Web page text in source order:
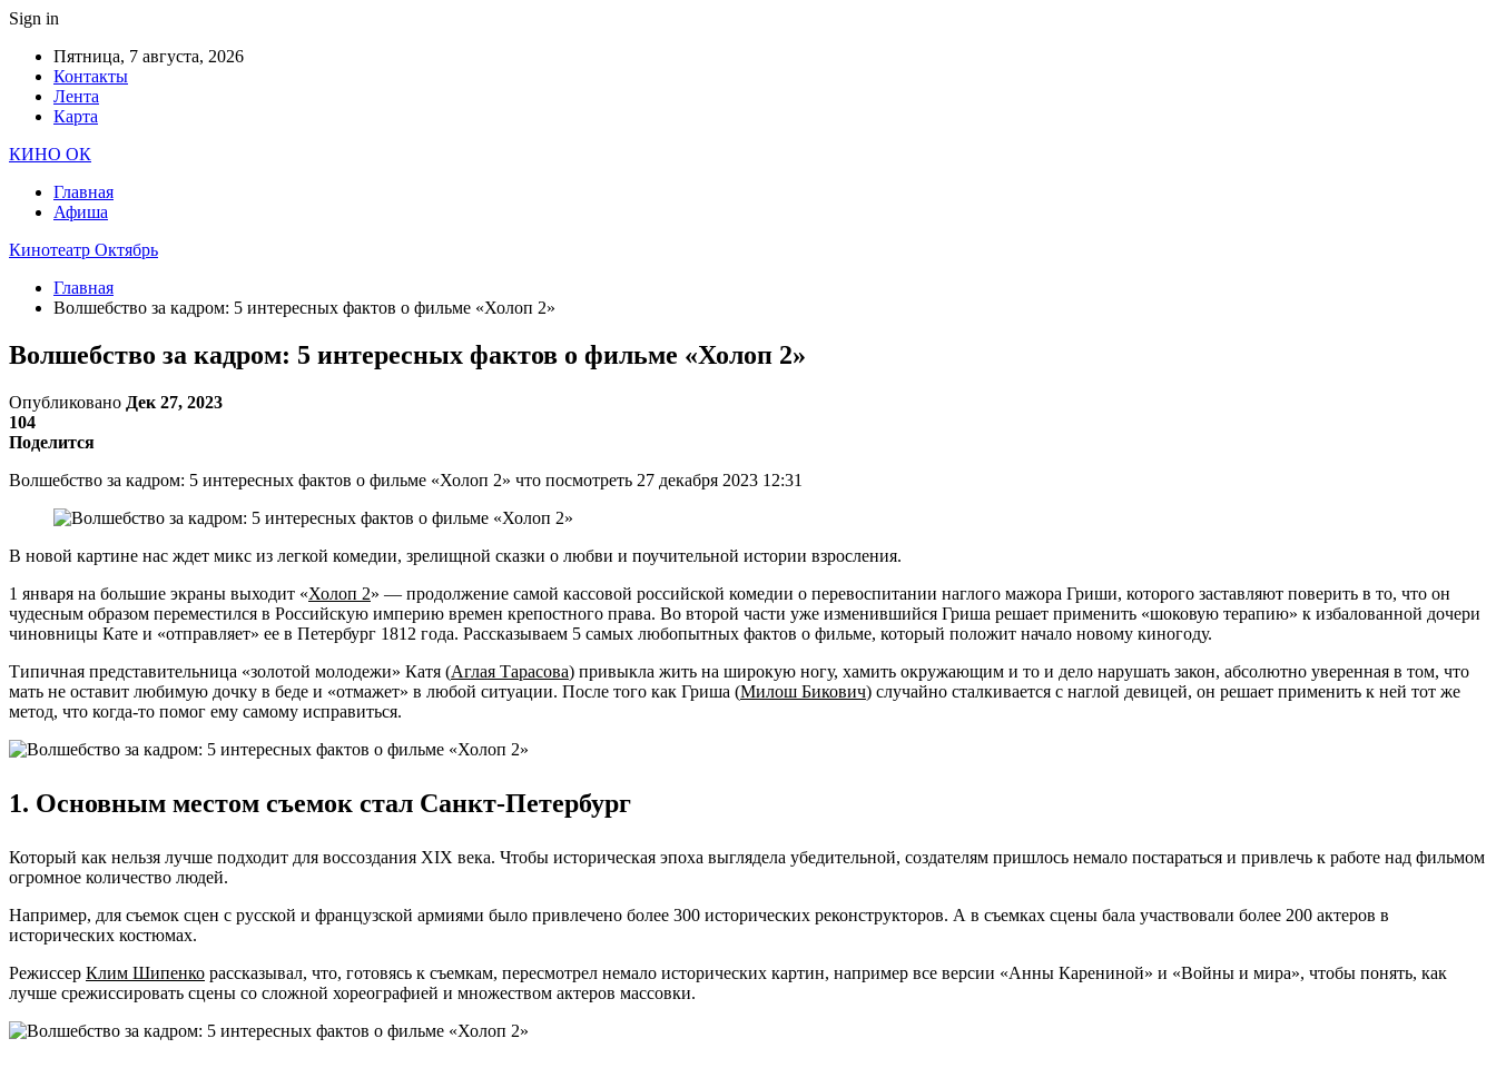
Sign in
Пятница, 7 августа, 2026
Контакты
Лента
Карта
КИНО ОК
Главная
Афиша
Кинотеатр Октябрь
Главная
Волшебство за кадром: 5 интересных фактов о фильме «Холоп 2»
Волшебство за кадром: 5 интересных фактов о фильме «Холоп 2»
Опубликовано Дек 27, 2023
104
Поделится
Волшебство за кадром: 5 интересных фактов о фильме «Холоп 2» что посмотреть 27 декабря 2023 12:31
В новой картине нас ждет микс из легкой комедии, зрелищной сказки о любви и поучительной истории взросления.
1 января на большие экраны выходит «Холоп 2» — продолжение самой кассовой российской комедии о перевоспитании наглого мажора Гриши, которого заставляют поверить в то, что он
чудесным образом переместился в Российскую империю времен крепостного права. Во второй части уже изменившийся Гриша решает применить «шоковую терапию» к избалованной дочери
чиновницы Кате и «отправляет» ее в Петербург 1812 года. Рассказываем 5 самых любопытных фактов о фильме, который положит начало новому киногоду.
Типичная представительница «золотой молодежи» Катя (Аглая Тарасова) привыкла жить на широкую ногу, хамить окружающим и то и дело нарушать закон, абсолютно уверенная в том, что
мать не оставит любимую дочку в беде и «отмажет» в любой ситуации. После того как Гриша (Милош Бикович) случайно сталкивается с наглой девицей, он решает применить к ней тот же
метод, что когда-то помог ему самому исправиться.
1. Основным местом съемок стал Санкт-Петербург
Который как нельзя лучше подходит для воссоздания XIX века. Чтобы историческая эпоха выглядела убедительной, создателям пришлось немало постараться и привлечь к работе над фильмом
огромное количество людей.
Например, для съемок сцен с русской и французской армиями было привлечено более 300 исторических реконструкторов. А в съемках сцены бала участвовали более 200 актеров в
исторических костюмах.
Режиссер Клим Шипенко рассказывал, что, готовясь к съемкам, пересмотрел немало исторических картин, например все версии «Анны Карениной» и «Войны и мира», чтобы понять, как
лучше срежиссировать сцены со сложной хореографией и множеством актеров массовки.